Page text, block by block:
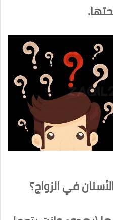
في الزواج؟